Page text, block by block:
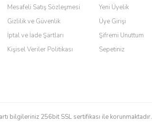
eksik bilgiler bulunuyor.
bulunuyor.
daha pahalı.
alternatifler olmalı.
Mesafeli Satış Sözleşmesi
Gizlilik ve Güvenlik
İptal ve İade Şartları
Kişisel Veriler Politikası
Yeni Üyelik
Üye Girişi
Şifremi Unuttum
Sepetiniz
bilgileriniz 256bit SSL sertifikası ile korunmaktadır.